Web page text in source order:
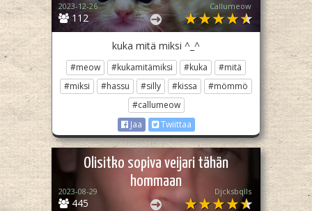
112
2023-12-26 Callumeow
kuka mitä miksi ^_^
#meow #kukamitämiksi #kuka
#mitä
#miksi
#hassu #silly #kissa
#mömmö
#callumeow
Jaa
Twiittaa
Olisitko sopiva veijari tähän
hommaan
445
2023-08-29 Djcksbqlls